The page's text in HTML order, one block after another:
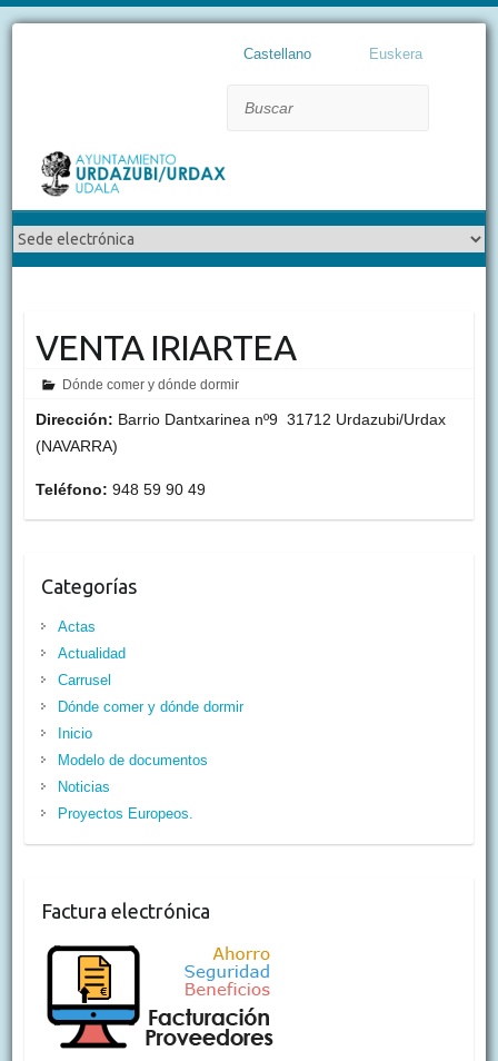
Castellano Euskera
VENTA IRIARTEA
Dónde comer y dónde dormir
Dirección: Barrio Dantxarinea nº9 31712 Urdazubi/Urdax
(NAVARRA)
Teléfono: 948 59 90 49
Categorías
Actas
Actualidad
Carrusel
Dónde comer y dónde dormir
Inicio
Modelo de documentos
Noticias
Proyectos Europeos.
Factura electrónica